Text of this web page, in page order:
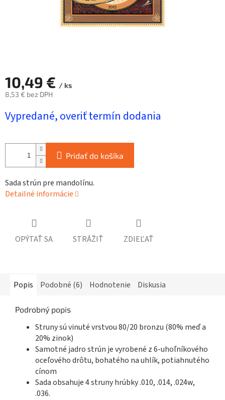
10,49 € / ks
8,53 € bez DPH
cena:
Vypredané, overiť termín dodania
Pridať do košíka
Sada strún pre mandolínu.
Detailné informácie
OPÝTAŤ SA STRÁŽIŤ ZDIEĽAŤ
Popis Podobné (6) Hodnotenie Diskusia
Podrobný popis
Struny sú vinuté vrstvou 80/20 bronzu (80% meď a
20% zinok)
Samotné jadro strún je vyrobené z 6-uhoľníkového
oceľového drôtu, bohatého na uhlík, potiahnutého
cínom
Sada obsahuje 4 struny hrúbky .010, .014, .024w,
.036.